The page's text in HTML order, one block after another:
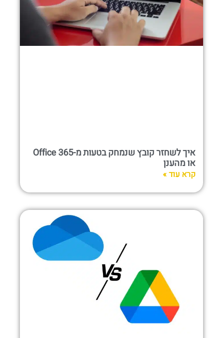
איך לשחזר קובץ שנמחק בטעות מ-Office 365
או מהענן
קרא עוד »